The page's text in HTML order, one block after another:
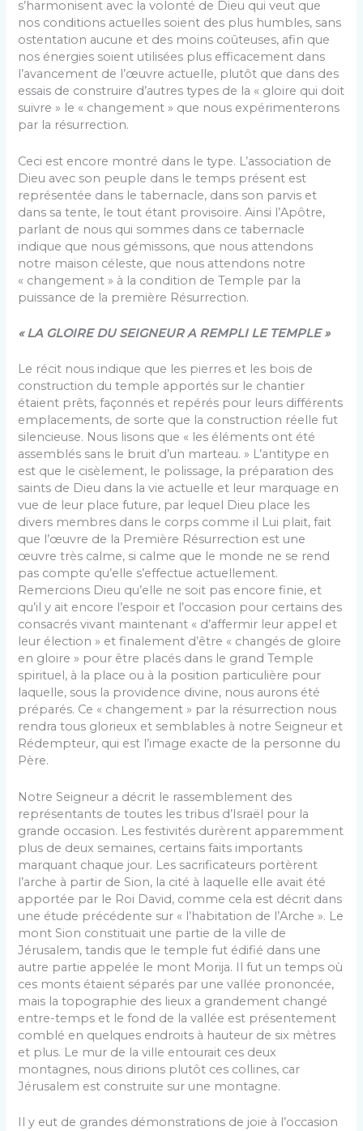
s’harmonisent avec la volonté de Dieu qui veut que
nos conditions actuelles soient des plus humbles, sans
ostentation aucune et des moins coûteuses, afin que
nos énergies soient utilisées plus efficacement dans
l’avancement de l’œuvre actuelle, plutôt que dans des
essais de construire d’autres types de la « gloire qui doit
suivre » le « changement » que nous expérimenterons
par la résurrection.
Ceci est encore montré dans le type. L’association de
Dieu avec son peuple dans le temps présent est
représentée dans le tabernacle, dans son parvis et
dans sa tente, le tout étant provisoire. Ainsi l’Apôtre,
parlant de nous qui sommes dans ce tabernacle
indique que nous gémissons, que nous attendons
notre maison céleste, que nous attendons notre
« changement » à la condition de Temple par la
puissance de la première Résurrection.
« LA GLOIRE DU SEIGNEUR A REMPLI LE TEMPLE »
Le récit nous indique que les pierres et les bois de
construction du temple apportés sur le chantier
étaient prêts, façonnés et repérés pour leurs différents
emplacements, de sorte que la construction réelle fut
silencieuse. Nous lisons que « les éléments ont été
assemblés sans le bruit d’un marteau. » L’antitype en
est que le cisèlement, le polissage, la préparation des
saints de Dieu dans la vie actuelle et leur marquage en
vue de leur place future, par lequel Dieu place les
divers membres dans le corps comme il Lui plait, fait
que l’œuvre de la Première Résurrection est une
œuvre très calme, si calme que le monde ne se rend
pas compte qu’elle s’effectue actuellement.
Remercions Dieu qu’elle ne soit pas encore finie, et
qu’il y ait encore l’espoir et l’occasion pour certains des
consacrés vivant maintenant « d’affermir leur appel et
leur élection » et finalement d’être « changés de gloire
en gloire » pour être placés dans le grand Temple
spirituel, à la place ou à la position particulière pour
laquelle, sous la providence divine, nous aurons été
préparés. Ce « changement » par la résurrection nous
rendra tous glorieux et semblables à notre Seigneur et
Rédempteur, qui est l’image exacte de la personne du
Père.
Notre Seigneur a décrit le rassemblement des
représentants de toutes les tribus d’Israël pour la
grande occasion. Les festivités durèrent apparemment
plus de deux semaines, certains faits importants
marquant chaque jour. Les sacrificateurs portèrent
l’arche à partir de Sion, la cité à laquelle elle avait été
apportée par le Roi David, comme cela est décrit dans
une étude précédente sur « l’habitation de l’Arche ». Le
mont Sion constituait une partie de la ville de
Jérusalem, tandis que le temple fut édifié dans une
autre partie appelée le mont Morija. Il fut un temps où
ces monts étaient séparés par une vallée prononcée,
mais la topographie des lieux a grandement changé
entre-temps et le fond de la vallée est présentement
comblé en quelques endroits à hauteur de six mètres
et plus. Le mur de la ville entourait ces deux
montagnes, nous dirions plutôt ces collines, car
Jérusalem est construite sur une montagne.
Il y eut de grandes démonstrations de joie à l’occasion